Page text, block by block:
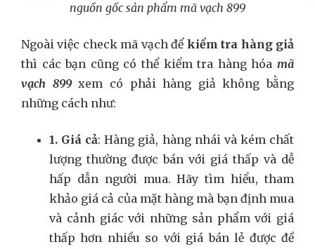
nguồn gốc sản phẩm mã vạch 899
Ngoài việc check mã vạch để kiểm tra hàng giả
thì các bạn cũng có thể kiểm tra hàng hóa mã
vạch 899xem có phải hàng giả không bằng
những cách như:
1. Giá cả: Hàng giả, hàng nhái và kém chất
lượng thường được bán với giá thấp và dễ
hấp dẫn người mua. Hãy tìm hiểu, tham
khảo giá cả của mặt hàng mà bạn định mua
và cảnh giác với những sản phẩm với giá
thấp hơn nhiều so với giá bán lẻ được đề